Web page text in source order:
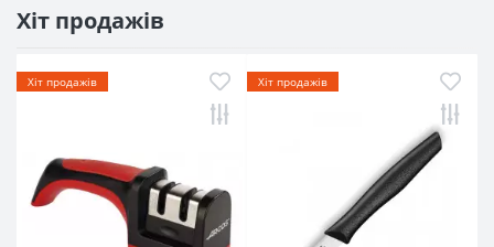
Хіт продажів
Хіт продажів Хіт продажів